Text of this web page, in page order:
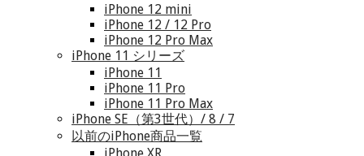
iPhone 12 mini
iPhone 12 / 12 Pro
iPhone 12 Pro Max
iPhone 11 シリーズ
iPhone 11
iPhone 11 Pro
iPhone 11 Pro Max
iPhone SE（第3世代）/ 8 / 7
以前のiPhone商品一覧